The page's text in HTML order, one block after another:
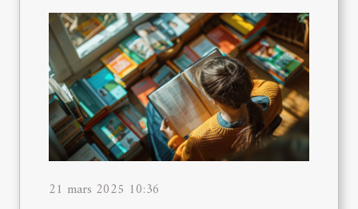
21 mars 2025 10:36